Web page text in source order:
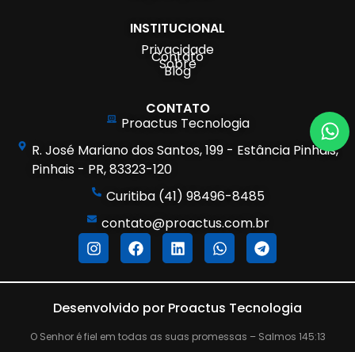
INSTITUCIONAL
Privacidade
Contato
Sobre
Blog
CONTATO
Proactus Tecnologia
R. José Mariano dos Santos, 199 - Estância Pinhais,
Pinhais - PR, 83323-120
Curitiba (41) 98496-8485
contato@proactus.com.br
Desenvolvido por Proactus Tecnologia
O Senhor é fiel em todas as suas promessas – Salmos 145:13